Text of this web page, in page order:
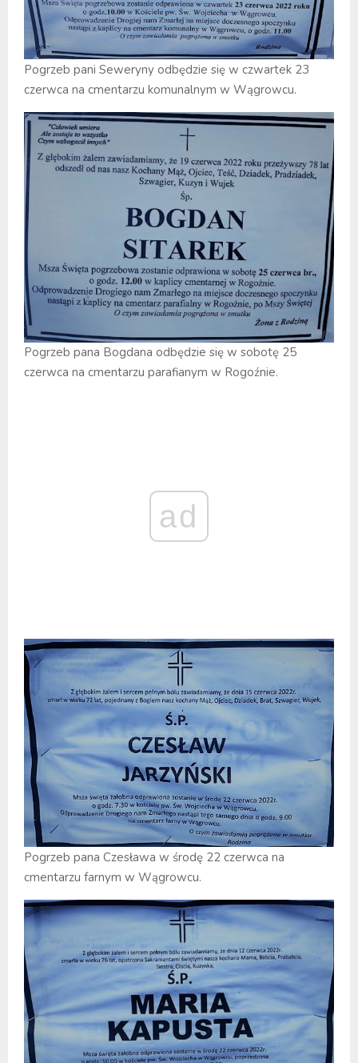
Pogrzeb pani Seweryny odbędzie się w czwartek 23
czerwca na cmentarzu komunalnym w Wągrowcu.
Pogrzeb pana Bogdana odbędzie się w sobotę 25
czerwca na cmentarzu parafianym w Rogoźnie.
ad
Pogrzeb pana Czesława w środę 22 czerwca na
cmentarzu farnym w Wągrowcu.